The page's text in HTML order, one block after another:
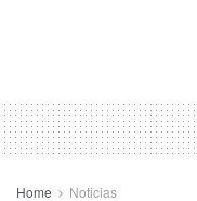
Home Noticias